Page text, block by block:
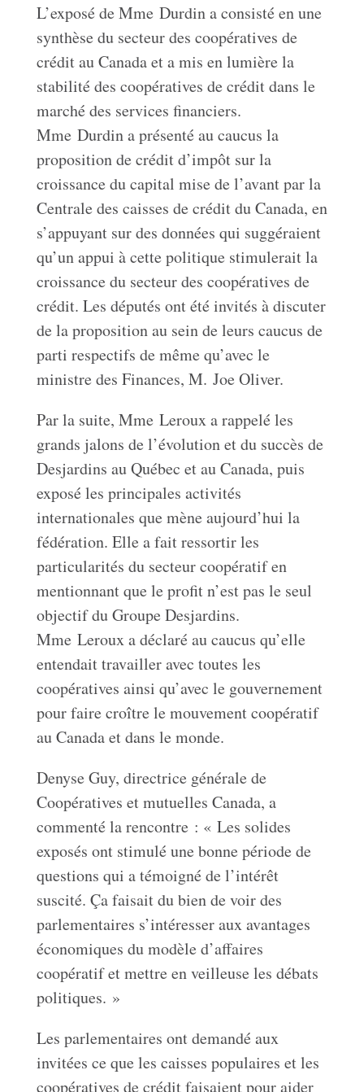
L’exposé de Mme Durdin a consisté en une
synthèse du secteur des coopératives de
crédit au Canada et a mis en lumière la
stabilité des coopératives de crédit dans le
marché des services financiers.
Mme Durdin a présenté au caucus la
proposition de crédit d’impôt sur la
croissance du capital mise de l’avant par la
Centrale des caisses de crédit du Canada, en
s’appuyant sur des données qui suggéraient
qu’un appui à cette politique stimulerait la
croissance du secteur des coopératives de
crédit. Les députés ont été invités à discuter
de la proposition au sein de leurs caucus de
parti respectifs de même qu’avec le
ministre des Finances, M. Joe Oliver.
Par la suite, Mme Leroux a rappelé les
grands jalons de l’évolution et du succès de
Desjardins au Québec et au Canada, puis
exposé les principales activités
internationales que mène aujourd’hui la
fédération. Elle a fait ressortir les
particularités du secteur coopératif en
mentionnant que le profit n’est pas le seul
objectif du Groupe Desjardins.
Mme Leroux a déclaré au caucus qu’elle
entendait travailler avec toutes les
coopératives ainsi qu’avec le gouvernement
pour faire croître le mouvement coopératif
au Canada et dans le monde.
Denyse Guy, directrice générale de
Coopératives et mutuelles Canada, a
commenté la rencontre : « Les solides
exposés ont stimulé une bonne période de
questions qui a témoigné de l’intérêt
suscité. Ça faisait du bien de voir des
parlementaires s’intéresser aux avantages
économiques du modèle d’affaires
coopératif et mettre en veilleuse les débats
politiques. »
Les parlementaires ont demandé aux
invitées ce que les caisses populaires et les
coopératives de crédit faisaient pour aider